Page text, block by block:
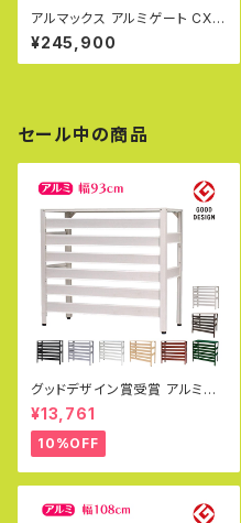
アルマックス アルミゲート CXG
2060（幅6m×高さ2.1m） CXG
シリーズ パネル取付不可タイプ
片開き 伸縮門扉 フロアゲート
ト 仮設ゲートALMAX 【代引・時
¥245,900
セール中の商品
グッドデザイン賞受賞 アルミ製
エアコン室外機カバー（大型タイ
プ）Lサイズ エアコン室外機対応
実用新案取得
¥13,761
10%OFF